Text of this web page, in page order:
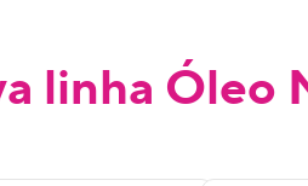
linha Óleo